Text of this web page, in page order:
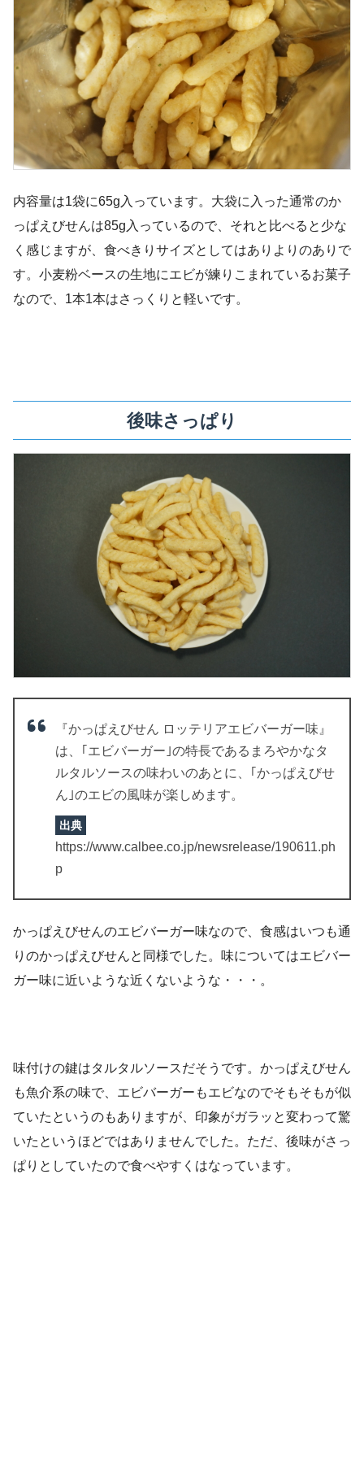
内容量は1袋に65g入っています。大袋に入った通常のか
っぱえびせんは85g入っているので、それと比べると少な
く感じますが、食べきりサイズとしてはありよりのありで
す。小麦粉ベースの生地にエビが練りこまれているお菓子
なので、1本1本はさっくりと軽いです。
後味さっぱり
『かっぱえびせん ロッテリアエビバーガー味』
は、｢エビバーガー｣の特長であるまろやかなタ
ルタルソースの味わいのあとに、｢かっぱえびせ
ん｣のエビの風味が楽しめます。
出典
https://www.calbee.co.jp/newsrelease/190611.ph
p
かっぱえびせんのエビバーガー味なので、食感はいつも通
りのかっぱえびせんと同様でした。味についてはエビバー
ガー味に近いような近くないような・・・。
味付けの鍵はタルタルソースだそうです。かっぱえびせん
も魚介系の味で、エビバーガーもエビなのでそもそもが似
ていたというのもありますが、印象がガラッと変わって驚
いたというほどではありませんでした。ただ、後味がさっ
ぱりとしていたので食べやすくはなっています。